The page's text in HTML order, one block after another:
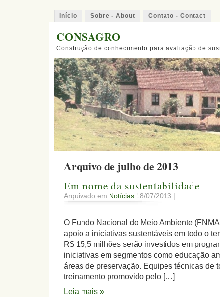
Início Sobre - About Contato - Contact
CONSAGRO
Construção de conhecimento para avaliação de
Arquivo de julho de 2013
Em nome da sustentabilidade
Arquivado em Notícias 18/07/2013 |
O Fundo Nacional do Meio Ambiente
apoio a iniciativas sustentáveis em todo o
R$ 15,5 milhões serão investidos em
iniciativas em segmentos como educação
áreas de preservação. Equipes técnicas de
treinamento promovido pelo […]
Leia mais »